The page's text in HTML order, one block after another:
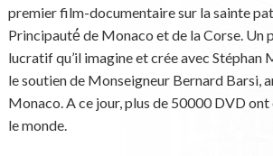
premier film-documentaire sur la sainte
Principauté́ de Monaco et de la Corse. Un
lucratif qu’il imagine et crée avec Stéphan
le soutien de Monseigneur Bernard Barsi,
Monaco. A ce jour, plus de 50000 DVD
le monde.